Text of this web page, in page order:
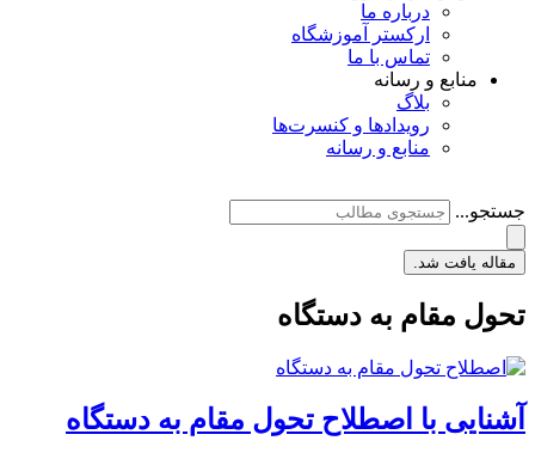
درباره ما
ارکستر آموزشگاه
تماس با ما
منابع و رسانه
بلاگ
رویدادها و کنسرت‌ها
منابع و رسانه
جستجو...
مقاله یافت شد.
تحول مقام به دستگاه
آشنایی با اصطلاح تحول مقام به دستگاه